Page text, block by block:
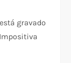
gravado